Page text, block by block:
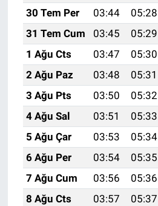
30 Tem Per
03:44 05:28
31 Tem Cum
03:45 05:29
1 Ağu Cts
03:47 05:30
2 Ağu Paz
03:48 05:31
3 Ağu Pts
03:50 05:32
4 Ağu Sal
03:51 05:33
5 Ağu Çar
03:53 05:34
6 Ağu Per
03:54 05:35
7 Ağu Cum
03:56 05:36
8 Ağu Cts
03:57 05:37